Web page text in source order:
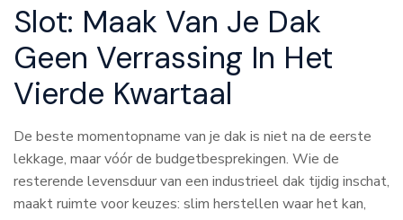
Slot: Maak Van Je Dak
Geen Verrassing In Het
Vierde Kwartaal
De beste momentopname van je dak is niet na de eerste
lekkage, maar vóór de budgetbesprekingen. Wie de
resterende levensduur van een industrieel dak tijdig inschat,
maakt ruimte voor keuzes: slim herstellen waar het kan,